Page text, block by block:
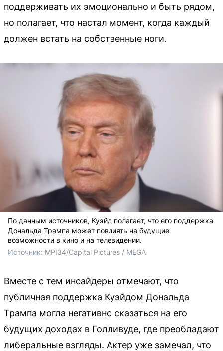
поддерживать их эмоционально и быть рядом,
но полагает, что настал момент, когда каждый
должен встать на собственные ноги.
По данным источников, Куэйд полагает, что его поддержка
Дональда Трампа может повлиять на будущие
возможности в кино и на телевидении.
Источник: MPI34/Capital Pictures / MEGA
Вместе с тем инсайдеры отмечают, что
публичная поддержка Куэйдом Дональда
Трампа могла негативно сказаться на его
будущих доходах в Голливуде, где преобладают
либеральные взгляды. Актер уже замечал, что